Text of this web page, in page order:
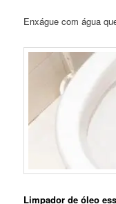
Enxágue com água
Limpador de óleo